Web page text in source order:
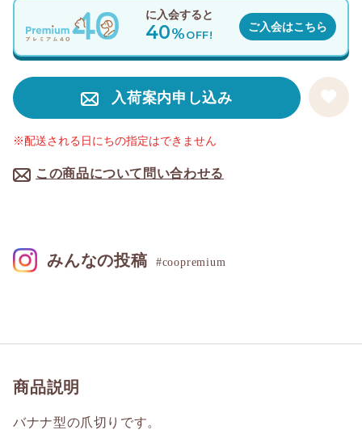
入荷案内申し込み
この商品について問い合わせる
※配送される日にちの指定はできません
に入会すると
40%OFF!
ご入会はこちら
商品説明
バナナ型の爪切りです。
みんなの投稿 #coopremium